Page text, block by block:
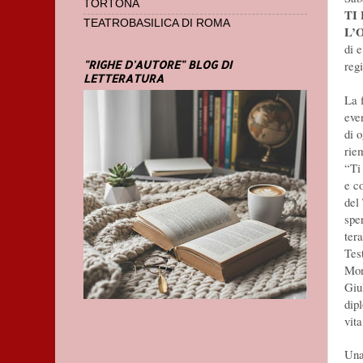
TI
di
La
di
“Ti
e
del
TORTONA
TEATROBASILICA DI ROMA
"RIGHE D'AUTORE" BLOG DI
LETTERATURA